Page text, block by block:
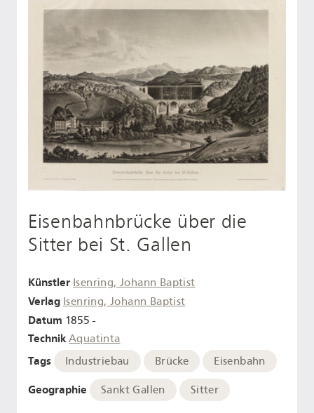
Eisenbahnbrücke über die
Sitter bei St. Gallen
Künstler Isenring, Johann Baptist
Verlag Isenring, Johann Baptist
Datum 1855 -
Technik Aquatinta
Tags Industriebau Brücke Eisenbahn
Geographie Sankt Gallen Sitter